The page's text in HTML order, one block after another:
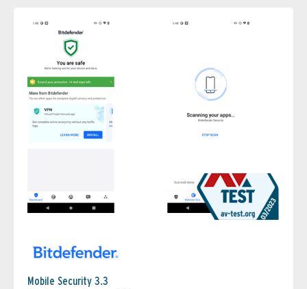
Mobile Security 3.3